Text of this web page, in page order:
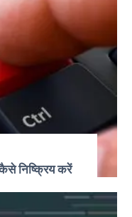
निष्क्रिय करें